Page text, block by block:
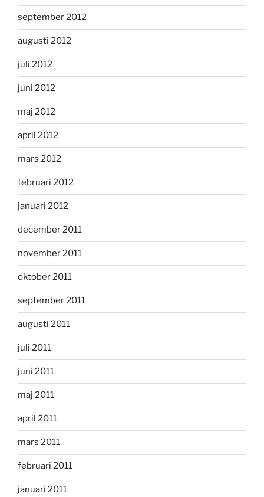
september 2012
augusti 2012
juli 2012
juni 2012
maj 2012
april 2012
mars 2012
februari 2012
januari 2012
december 2011
november 2011
oktober 2011
september 2011
augusti 2011
juli 2011
juni 2011
maj 2011
april 2011
mars 2011
februari 2011
januari 2011